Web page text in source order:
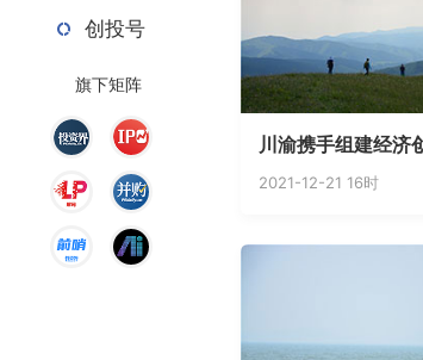
创投号
旗下矩阵
川渝携手组建经济
2021-12-21 16时